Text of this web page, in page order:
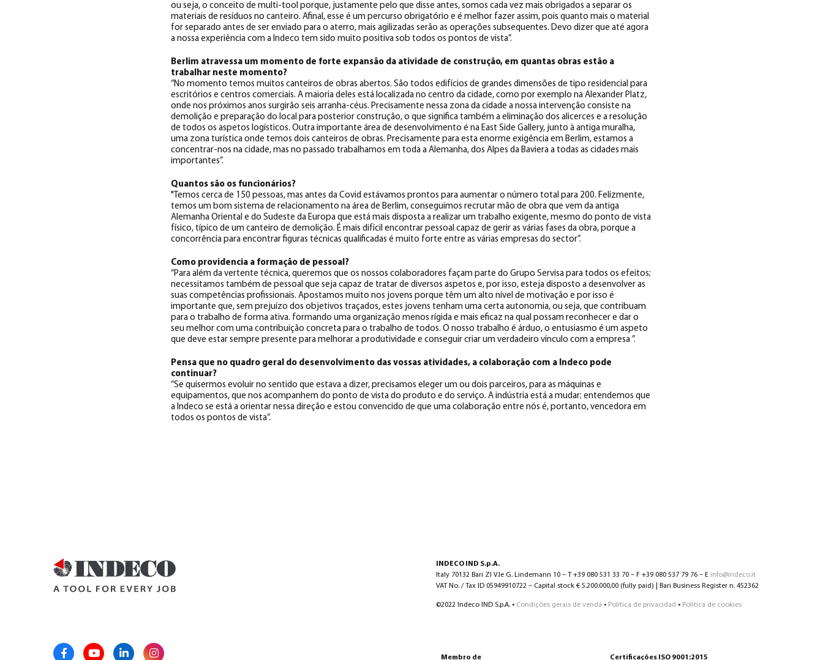
ou seja, o conceito de multi-tool porque, justamente pelo que disse antes, somos cada vez mais obrigados a separar os
materiais de resíduos no canteiro. Afinal, esse é um percurso obrigatório e é melhor fazer assim, pois quanto mais o material
for separado antes de ser enviado para o aterro, mais agilizadas serão as operações subsequentes. Devo dizer que até agora
a nossa experiência com a Indeco tem sido muito positiva sob todos os pontos de vista”.
Berlim atravessa um momento de forte expansão da atividade de construção, em quantas obras estão a
trabalhar neste momento?
“No momento temos muitos canteiros de obras abertos. São todos edifícios de grandes dimensões de tipo residencial para
escritórios e centros comerciais. A maioria deles está localizada no centro da cidade, como por exemplo na Alexander Platz,
onde nos próximos anos surgirão seis arranha-céus. Precisamente nessa zona da cidade a nossa intervenção consiste na
demolição e preparação do local para posterior construção, o que significa também a eliminação dos alicerces e a resolução
de todos os aspetos logísticos. Outra importante área de desenvolvimento é na East Side Gallery, junto à antiga muralha,
uma zona turística onde temos dois canteiros de obras. Precisamente para esta enorme exigência em Berlim, estamos a
concentrar-nos na cidade, mas no passado trabalhamos em toda a Alemanha, dos Alpes da Baviera a todas as cidades mais
importantes”.
Quantos são os funcionários?
"Temos cerca de 150 pessoas, mas antes da Covid estávamos prontos para aumentar o número total para 200. Felizmente,
temos um bom sistema de relacionamento na área de Berlim, conseguimos recrutar mão de obra que vem da antiga
Alemanha Oriental e do Sudeste da Europa que está mais disposta a realizar um trabalho exigente, mesmo do ponto de vista
físico, típico de um canteiro de demolição. É mais difícil encontrar pessoal capaz de gerir as várias fases da obra, porque a
concorrência para encontrar figuras técnicas qualificadas é muito forte entre as várias empresas do sector”.
Como providencia a formação de pessoal?
“Para além da vertente técnica, queremos que os nossos colaboradores façam parte do Grupo Servisa para todos os efeitos;
necessitamos também de pessoal que seja capaz de tratar de diversos aspetos e, por isso, esteja disposto a desenvolver as
suas competências profissionais. Apostamos muito nos jovens porque têm um alto nível de motivação e por isso é
importante que, sem prejuízo dos objetivos traçados, estes jovens tenham uma certa autonomia, ou seja, que contribuam
para o trabalho de forma ativa. formando uma organização menos rígida e mais eficaz na qual possam reconhecer e dar o
seu melhor com uma contribuição concreta para o trabalho de todos. O nosso trabalho é árduo, o entusiasmo é um aspeto
que deve estar sempre presente para melhorar a produtividade e conseguir criar um verdadeiro vínculo com a empresa ”.
Pensa que no quadro geral do desenvolvimento das vossas atividades, a colaboração com a Indeco pode
continuar?
“Se quisermos evoluir no sentido que estava a dizer, precisamos eleger um ou dois parceiros, para as máquinas e
equipamentos, que nos acompanhem do ponto de vista do produto e do serviço. A indústria está a mudar; entendemos que
a Indeco se está a orientar nessa direção e estou convencido de que uma colaboração entre nós é, portanto, vencedora em
todos os pontos de vista”.
INDECO IND S.p.A.
Italy 70132 Bari ZI V.le G. Lindemann 10 – T +39 080 531 33 70 – F +39 080 537 79 76 – E info@indeco.it
VAT No. / Tax ID 05949910722 – Capital stock € 5.200.000,00 (fully paid) | Bari Business Register n. 452362
©2022 Indeco IND S.p.A. • Condições gerais de venda • Política de privacidad • Política de cookies
Membro de Certificações ISO 9001:2015